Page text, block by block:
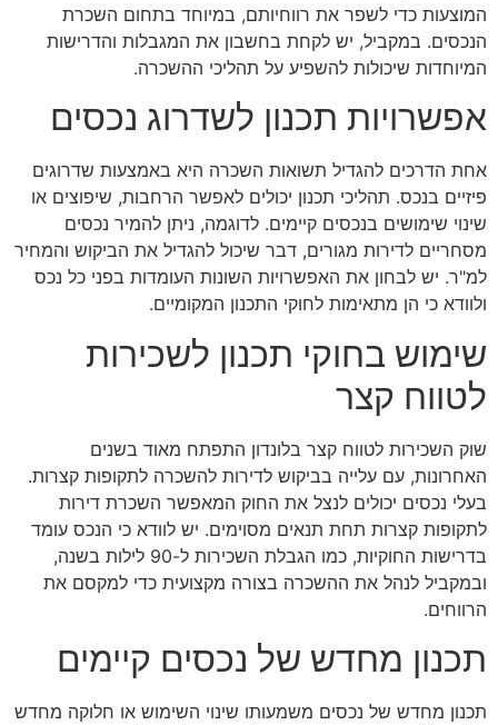
המוצעות כדי לשפר את רווחיותם, במיוחד בתחום השכרת
הנכסים. במקביל, יש לקחת בחשבון את המגבלות והדרישות
המיוחדות שיכולות להשפיע על תהליכי ההשכרה.
אפשרויות תכנון לשדרוג נכסים
אחת הדרכים להגדיל תשואות השכרה היא באמצעות שדרוגים
פיזיים בנכס. תהליכי תכנון יכולים לאפשר הרחבות, שיפוצים או
שינוי שימושים בנכסים קיימים. לדוגמה, ניתן להמיר נכסים
מסחריים לדירות מגורים, דבר שיכול להגדיל את הביקוש והמחיר
למ"ר. יש לבחון את האפשרויות השונות העומדות בפני כל נכס
ולוודא כי הן מתאימות לחוקי התכנון המקומיים.
שימוש בחוקי תכנון לשכירות
לטווח קצר
שוק השכירות לטווח קצר בלונדון התפתח מאוד בשנים
האחרונות, עם עלייה בביקוש לדירות להשכרה לתקופות קצרות.
בעלי נכסים יכולים לנצל את החוק המאפשר השכרת דירות
לתקופות קצרות תחת תנאים מסוימים. יש לוודא כי הנכס עומד
בדרישות החוקיות, כמו הגבלת השכירות ל-90 לילות בשנה,
ובמקביל לנהל את ההשכרה בצורה מקצועית כדי למקסם את
הרווחים.
תכנון מחדש של נכסים קיימים
תכנון מחדש של נכסים משמעותו שינוי השימוש או חלוקה מחדש